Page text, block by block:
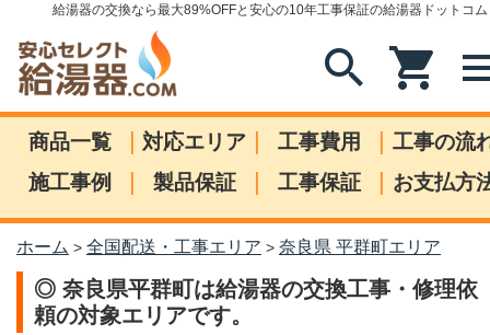
給湯器の交換なら最大89%OFFと安心の10年工事保証の給湯器ドットコム
search shopping_cart
商品一覧 | 対応エリア | 工事費用 | 工事の流
施工事例
| 製品保証 | 工事保証 | お支払方
ホーム > 全国配送・工事エリア > 奈良県 平群町エリア
◎ 奈良県平群町は給湯器の交換工事・修理依
頼の対象エリアです。